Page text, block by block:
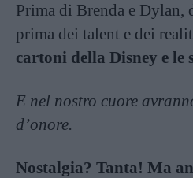
Prima di Brenda e Dylan,
prima dei talent e dei
cartoni della Disney e le
E nel nostro cuore
d’onore.
Nostalgia? Tanta! Ma